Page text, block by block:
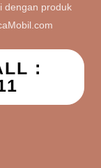
dengan produk
: